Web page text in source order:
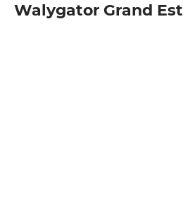
Walygator Grand Est